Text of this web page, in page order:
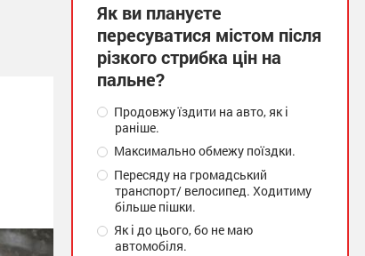
Як ви плануєте
пересуватися містом після
різкого стрибка цін на
пальне?
Продовжу їздити на авто, як і
раніше.
Максимально обмежу поїздки.
Пересяду на громадський
транспорт/ велосипед. Ходитиму
більше пішки.
Як і до цього, бо не маю
автомобіля.